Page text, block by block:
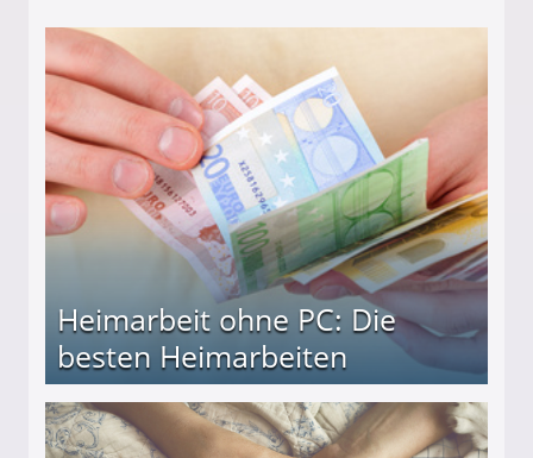
Heimarbeit ohne PC: Die
besten Heimarbeiten